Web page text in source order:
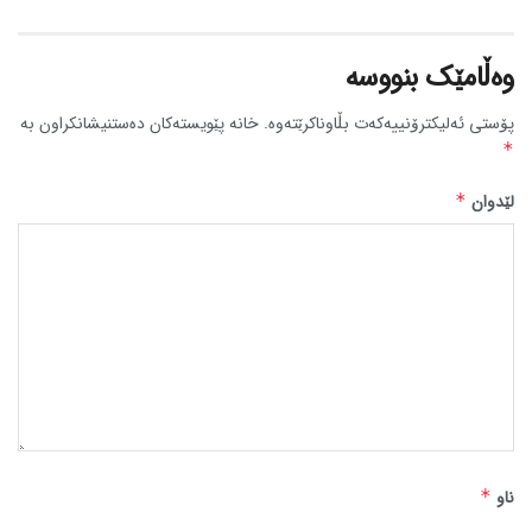
وەڵامێک بنووسە
پۆستی ئەلیکترۆنییەکەت بڵاوناکرێتەوە. خانە پێویستەکان دەستنیشانکراون بە
*
لێدوان *
ناو *